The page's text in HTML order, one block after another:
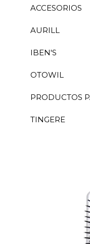
ACCESORIOS
AURILL
IBEN'S
OTOWIL
PRODUCTOS
TINGERE